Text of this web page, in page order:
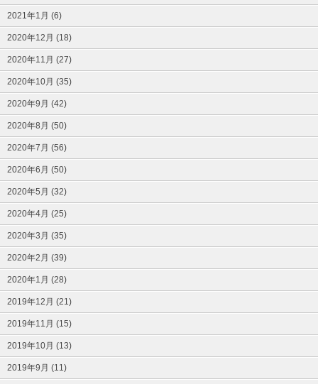
2021年1月 (6)
2020年12月 (18)
2020年11月 (27)
2020年10月 (35)
2020年9月 (42)
2020年8月 (50)
2020年7月 (56)
2020年6月 (50)
2020年5月 (32)
2020年4月 (25)
2020年3月 (35)
2020年2月 (39)
2020年1月 (28)
2019年12月 (21)
2019年11月 (15)
2019年10月 (13)
2019年9月 (11)